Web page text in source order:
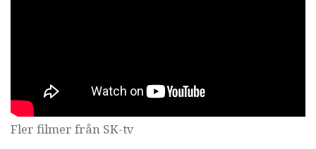
Fler filmer från SK-tv